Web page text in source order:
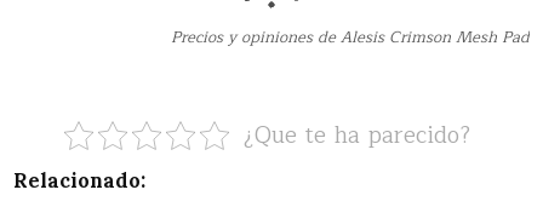
Precios y opiniones de Alesis Crimson Mesh Pad
¿Que te ha parecido?
Relacionado: